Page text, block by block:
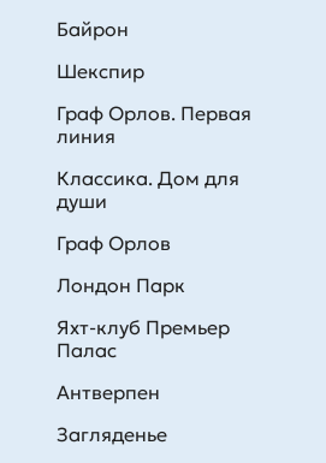
Байрон
Шекспир
Граф Орлов. Первая
линия
Классика. Дом для
души
Граф Орлов
Лондон Парк
Яхт-клуб Премьер
Палас
Антверпен
Загляденье